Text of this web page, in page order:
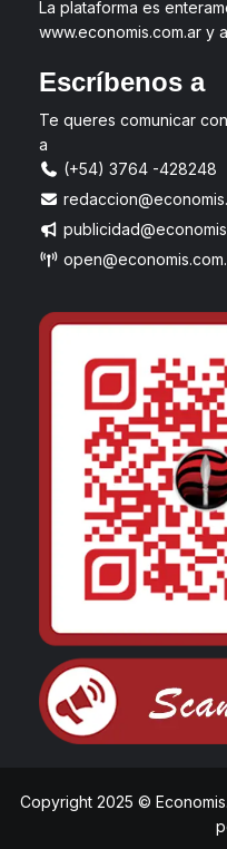
La plataforma es
www.economis.com.ar y
Escríbenos a
Te queres comunicar
a
(+54) 3764 -428248
Copyright 2025 ©